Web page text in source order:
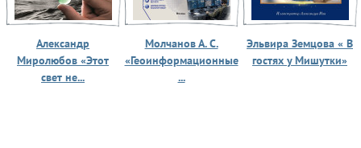
Александр
Миролюбов «Этот
свет не...
Молчанов А. С.
«Геоинформационные
...
Эльвира Земцова « В
гостях у Мишутки»